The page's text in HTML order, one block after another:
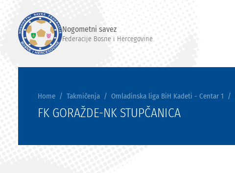
Nogometni savez
Federacije Bosne i Hercegovine
Home Takmičenja Omladinska liga BiH Kadeti - Centar 1
FK GORAŽDE-NK STUPČANICA